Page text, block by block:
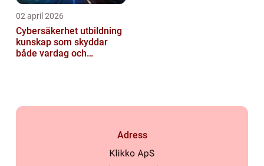
02 april 2026
Cybersäkerhet utbildning
kunskap som skyddar
både vardag och
Adress